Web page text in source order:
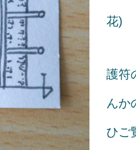
花)
護符
んか
ひご